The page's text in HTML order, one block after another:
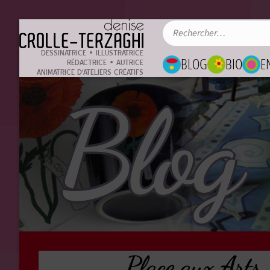
DESSINATRICE • ILLUSTRATRICE
RÉDACTRICE • AUTRICE
ANIMATRICE D'ATELIERS CRÉATIFS
BLOG BIO
Blog